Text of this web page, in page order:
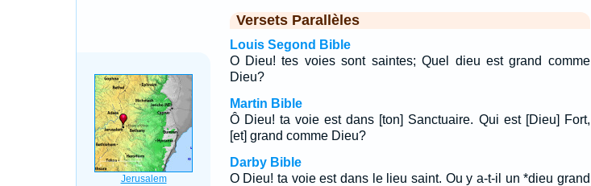
Versets Parallèles
Louis Segond Bible
O Dieu! tes voies sont saintes; Quel dieu est grand comme
Dieu?
Martin Bible
Ô Dieu! ta voie est dans [ton] Sanctuaire. Qui est [Dieu] Fort,
[et] grand comme Dieu?
Darby Bible
O Dieu! ta voie est dans le lieu saint. Ou y a-t-il un *dieu grand